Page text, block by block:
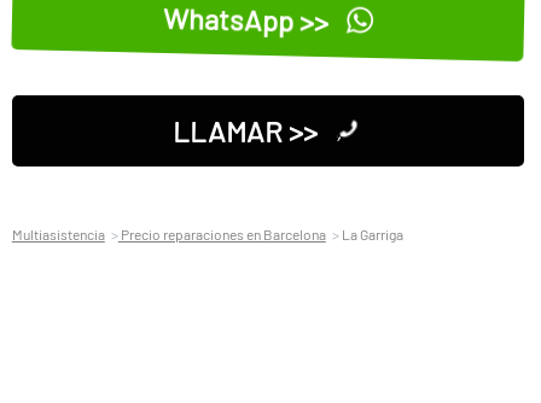
WhatsApp >>
LLAMAR >>
Multiasistencia Precio reparaciones en Barcelona La Garriga